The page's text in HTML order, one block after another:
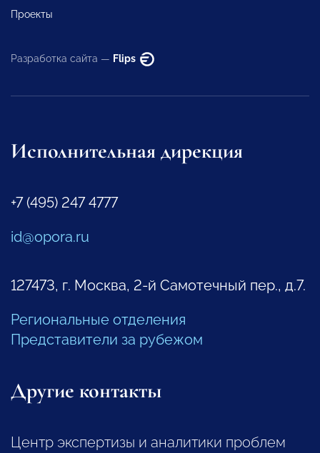
Проекты
Разработка сайта — Flips
Исполнительная дирекция
+7 (495) 247 4777
id@opora.ru
127473, г. Москва, 2-й Самотечный пер., д.7.
Региональные отделения
Представители за рубежом
Другие контакты
Центр экспертизы и аналитики проблем